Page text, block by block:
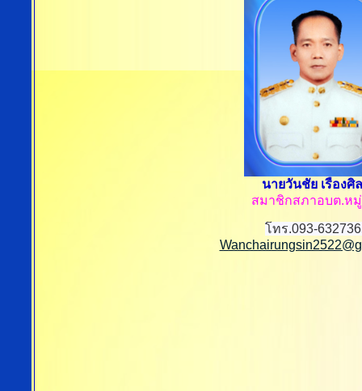
นายวันชัย เรืองศิ
สมาชิกสภาอบต.ห
โทร.093-